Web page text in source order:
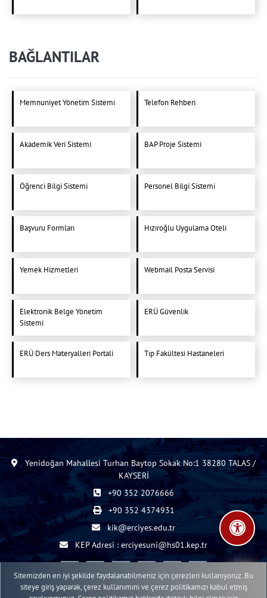
BAĞLANTILAR
Memnuniyet Yönetim Sistemi Telefon Rehberi
Akademik Veri Sistemi BAP Proje Sistemi
Öğrenci Bilgi Sistemi Personel Bilgi Sistemi
Başvuru Formları Hızıroğlu Uygulama Oteli
Yemek Hizmetleri Webmail Posta Servisi
Elektronik Belge Yönetim
Sistemi
ERÜ Güvenlik
ERÜ Ders Materyalleri Portali Tıp Fakültesi Hastaneleri
Yenidoğan Mahallesi Turhan Baytop Sokak No:1 38280 TALAS /
KAYSERİ
+90 352 2076666
+90 352 4374931
kik@erciyes.edu.tr
KEP Adresi : erciyesuni@hs01.kep.tr
Sitemizden en iyi şekilde faydalanabilmeniz için çerezleri kullanıyoruz. Bu
siteye giriş yaparak, çerez kullanımını ve çerez politikamızı kabul etmiş